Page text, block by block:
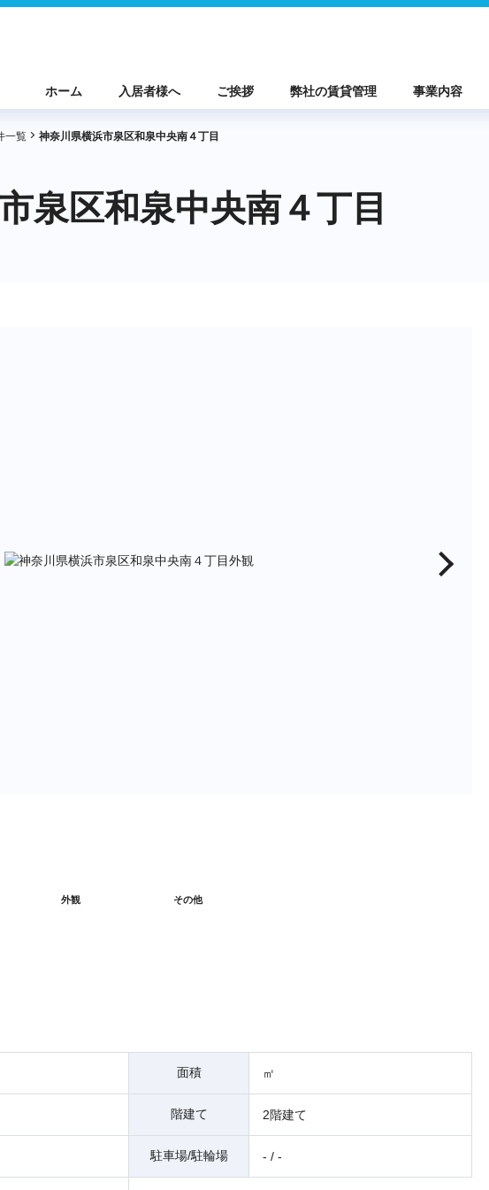
ホーム 入居者様へ ご挨拶 弊社の賃貸管理 事業内容
一覧 神奈川県横浜市泉区和泉中央南４丁目
泉区和泉中央南４丁目
外観 その他
面積 ㎡
階建て 2階建て
駐車場/駐輪場 - / -